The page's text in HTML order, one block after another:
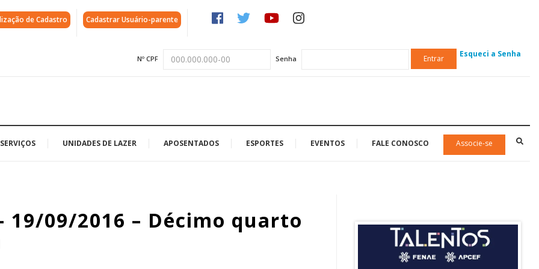
de Cadastro Cadastrar Usuário-parente
Nº CPF Senha Entrar Esqueci a Senha
SERVIÇOS UNIDADES DE LAZER APOSENTADOS ESPORTES EVENTOS FALE CONOSCO Associe-se
19/09/2016 – Décimo quarto